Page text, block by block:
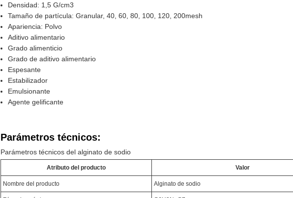
Densidad: 1,5 G/cm3
Tamaño de partícula: Granular, 40, 60, 80, 100, 120, 200mesh
Apariencia: Polvo
Aditivo alimentario
Grado alimenticio
Grado de aditivo alimentario
Espesante
Estabilizador
Emulsionante
Agente gelificante
Parámetros técnicos:
Parámetros técnicos del alginato de sodio
Atributo del producto Valor
Nombre del producto Alginato de sodio